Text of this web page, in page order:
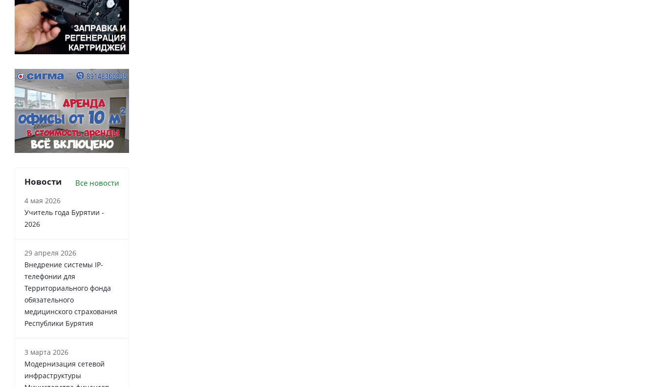
Новости Все новости
4 мая 2026
Учитель года Бурятии -
2026
29 апреля 2026
Внедрение системы IP-
телефонии для
Территориального фонда
обязательного
медицинского страхования
Республики Бурятия
3 марта 2026
Модернизация сетевой
инфраструктуры